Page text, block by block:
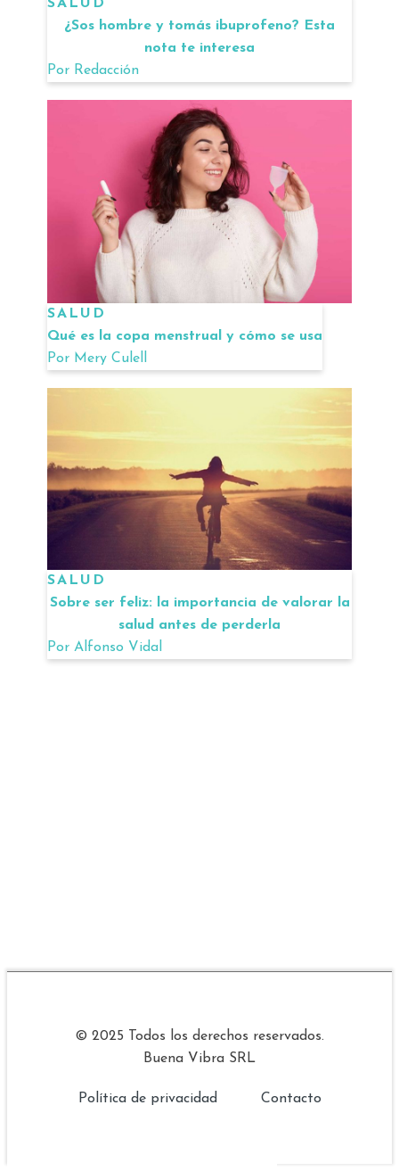
SALUD
¿Sos hombre y tomás ibuprofeno? Esta
nota te interesa
Por Redacción
SALUD
Qué es la copa menstrual y cómo se usa
Por Mery Culell
SALUD
Sobre ser feliz: la importancia de valorar la
salud antes de perderla
Por Alfonso Vidal
© 2025 Todos los derechos reservados.
Buena Vibra SRL
Política de privacidad Contacto